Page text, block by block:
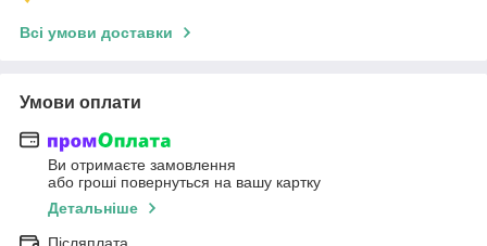
Всі умови доставки
Умови оплати
Ви отримаєте замовлення
або гроші повернуться на вашу картку
Детальніше